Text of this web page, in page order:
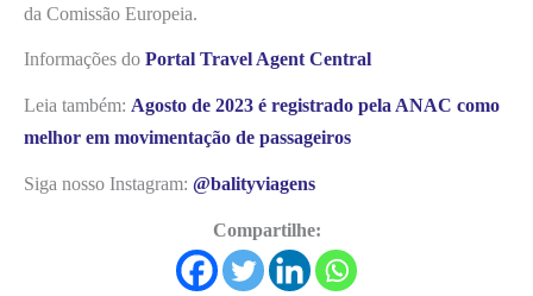
da Comissão Europeia.
Informações do Portal Travel Agent Central
Leia também: Agosto de 2023 é registrado pela ANAC como
melhor em movimentação de passageiros
Siga nosso Instagram: @balityviagens
Compartilhe: